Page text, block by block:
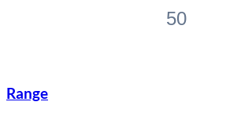
50
Range